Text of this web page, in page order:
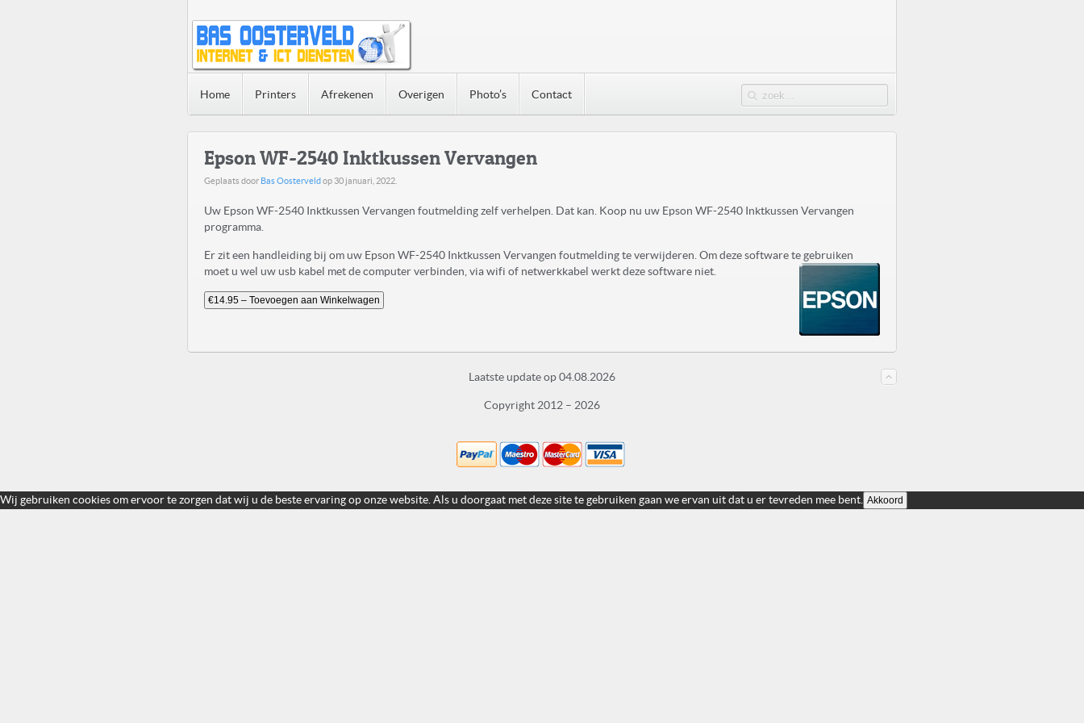
Home Printers Afrekenen Overigen Photo’s Contact
Epson WF-2540 Inktkussen Vervangen
Geplaats door Bas Oosterveldop 30 januari, 2022
Uw Epson WF-2540 Inktkussen Vervangen foutmelding zelf verhelpen. Dat kan. Koop nu uw Epson WF-2540 Inktkussen Vervangen
programma.
Er zit een handleiding bij om uw Epson WF-2540 Inktkussen Vervangen foutmelding te verwijderen. Om deze software te gebruiken
moet u wel uw usb kabel met de computer verbinden, via wifi of netwerkkabel werkt deze software niet.
€14.95 – Toevoegen aan Winkelwagen
Laatste update op 04.08.2026
Copyright 2012 – 2026
Wij gebruiken cookies om ervoor te zorgen dat wij u de beste ervaring op onze website. Als u doorgaat met deze site te gebruiken gaan we ervan uit dat u er tevreden mee bent. Akkoord